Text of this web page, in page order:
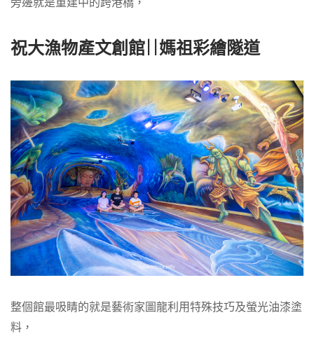
祝大漁物產文創館||媽祖彩繪隧道
整個館最吸睛的就是藝術家圖龍利用特殊技巧及螢光油漆塗
料，